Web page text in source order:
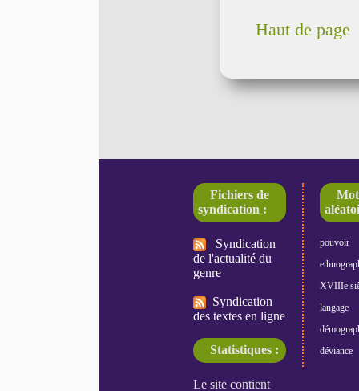
Haut de page
Fichiers de
syndication :
Syndication
de l'actualité du
genre
Syndication
des textes en ligne
Statistiques :
pouvoir
XVIIIe
langage
déviance